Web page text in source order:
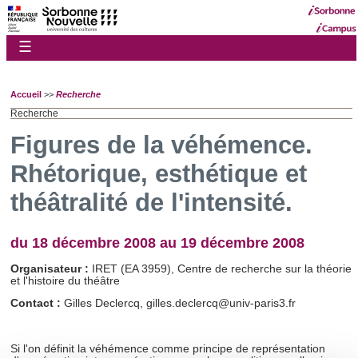
☰
Accueil >> Recherche
Recherche
Figures de la véhémence.
Rhétorique, esthétique et
théâtralité de l'intensité.
du 18 décembre 2008 au 19 décembre 2008
Organisateur : IRET (EA 3959), Centre de recherche sur la théorie
et l'histoire du théâtre
Contact : Gilles Declercq, gilles.declercq@univ-paris3.fr
Si l'on définit la véhémence comme principe de représentation